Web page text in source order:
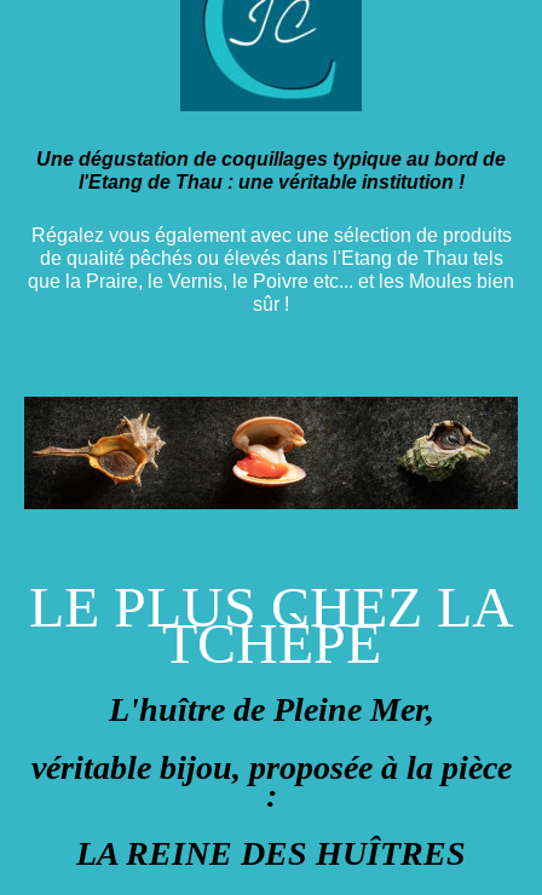
Une dégustation de coquillages typique au bord de
l'Etang de Thau : une véritable institution !
Régalez vous également avec une sélection de produits
de qualité pêchés ou élevés dans l'Etang de Thau tels
que la Praire, le Vernis, le Poivre etc... et les Moules bien
sûr !
LE PLUS CHEZ LA
TCHÈPE
L'huître de Pleine Mer,
véritable bijou, proposée à la pièce
:
LA REINE DES HUÎTRES